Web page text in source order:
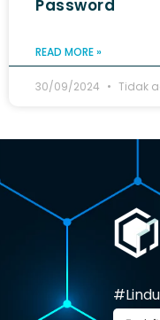
Password
READ MORE »
30/09/2024 Tidak